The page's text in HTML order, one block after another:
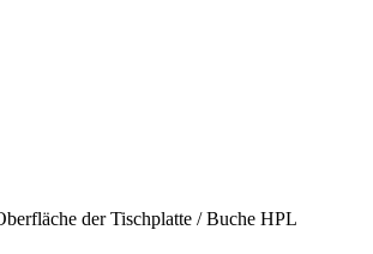
der Tischplatte / Buche HPL